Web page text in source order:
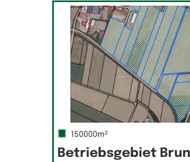
150000m²
Betriebsgebiet